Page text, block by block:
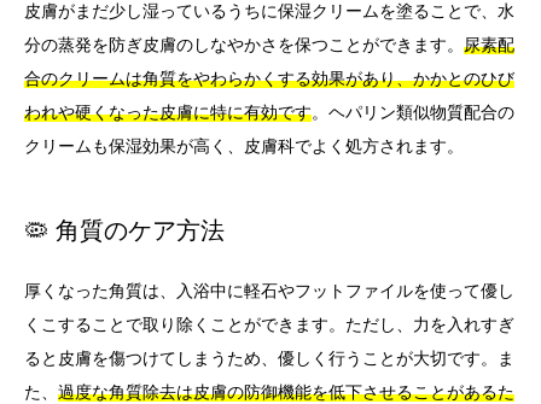
皮膚がまだ少し湿っているうちに保湿クリームを塗ることで、水
分の蒸発を防ぎ皮膚のしなやかさを保つことができます。 尿素配
合のクリームは角質をやわらかくする効果があり、かかとのひび
われや硬くなった皮膚に特に有効です。ヘパリン類似物質配合の
クリームも保湿効果が高く、皮膚科でよく処方されます。
🦠 角質のケア方法
厚くなった角質は、入浴中に軽石やフットファイルを使って優し
くこすることで取り除くことができます。ただし、力を入れすぎ
ると皮膚を傷つけてしまうため、優しく行うことが大切です。ま
た、 過度な角質除去は皮膚の防御機能を低下させることがあるた